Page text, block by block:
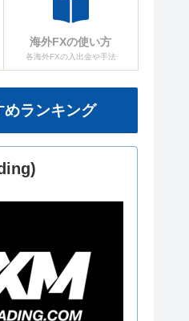
海外FXの使い方
各海外FXの入出金や手法
ランキング